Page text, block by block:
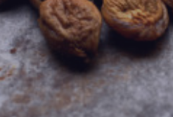
RICERCA